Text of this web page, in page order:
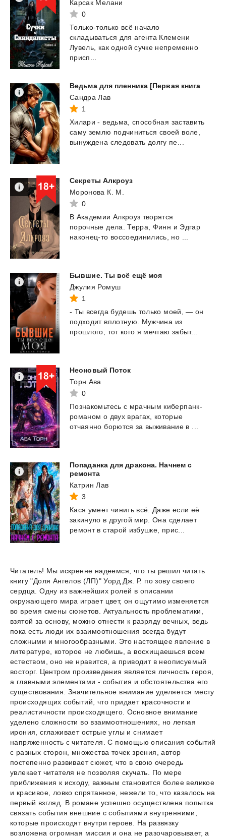
Карсак Мелани
0
Только-только всё начало
складываться для агента Клемени
Лувель, как одной сучке непременно
присп...
Ведьма для пленника [Первая книга
Сандра Лав
1
Хилари - ведьма, способная заставить
саму землю подчиниться своей воле,
вынуждена следовать долгу пе...
Секреты Алкроуз
Моронова К. М.
0
В Академии Алкроуз творятся
порочные дела. Терра, Финн и Эдгар
наконец-то воссоединились, но
Бывшие. Ты всё ещё моя
Джулия Ромуш
1
- Ты всегда будешь только моей, — он
подходит вплотную. Мужчина из
прошлого,
тот кого я мечтаю забыт...
Неоновый Поток
Торн Ава
0
Познакомьтесь с мрачным киберпанк-
романом о двух врагах, которые
отчаянно борются за выживание в ...
Попаданка для дракона. Начнем с
ремонта
Катрин Лав
3
Кася умеет чинить всё. Даже если её
закинуло в другой мир. Она сделает
ремонт в старой избушке, прис...
Читатель! Мы искренне надеемся, что ты решил читать
книгу "Доля Ангелов (ЛП)" Уорд Дж. Р. по зову своего
сердца. Одну из важнейших ролей в описании
окружающего мира играет цвет, он ощутимо изменяется
во время смены сюжетов. Актуальность проблематики,
взятой за основу, можно отнести к разряду вечных, ведь
пока есть люди их взаимоотношения всегда будут
сложными и многообразными. Это настоящее явление в
литературе, которое не любишь, а восхищаешься всем
естеством, оно не нравится, а приводит в неописуемый
восторг. Центром произведения является личность героя,
а главными элементами - события и обстоятельства его
существования. Значительное внимание уделяется месту
происходящих событий, что придает красочности и
реалистичности происходящего. Основное внимание
уделено сложности во взаимоотношениях, но легкая
ирония, сглаживает острые углы и снимает
напряженность с читателя. С помощью описания событий
с разных сторон, множества точек зрения, автор
постепенно развивает сюжет, что в свою очередь
увлекает читателя не позволяя скучать. По мере
приближения к исходу, важным становится более великое
и красивое, ловко спрятанное, нежели то, что казалось на
первый взгляд. В романе успешно осуществлена попытка
связать события внешние с событиями внутренними,
которые происходят внутри героев. На развязку
возложена огромная миссия и она не разочаровывает, а